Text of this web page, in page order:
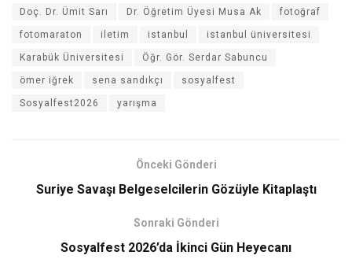
Doç. Dr. Ümit Sarı Dr. Öğretim Üyesi Musa Ak fotoğraf
fotomaraton iletim istanbul istanbul üniversitesi
Karabük Üniversitesi Öğr. Gör. Serdar Sabuncu
ömer iğrek sena sandıkçı sosyalfest
Sosyalfest2026 yarışma
Önceki Gönderi
Suriye Savaşı Belgeselcilerin Gözüyle Kitaplaştı
Sonraki Gönderi
Sosyalfest 2026’da İkinci Gün Heyecanı